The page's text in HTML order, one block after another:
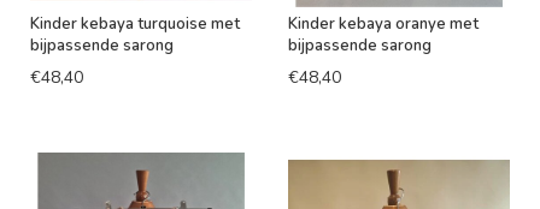
Kinder kebaya turquoise met
bijpassende sarong
€48,40
Kinder kebaya oranye met
bijpassende sarong
€48,40